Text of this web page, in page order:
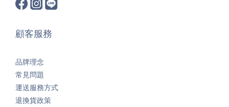
顧客服務
品牌理念
常見問題
運送服務方式
退換貨政策